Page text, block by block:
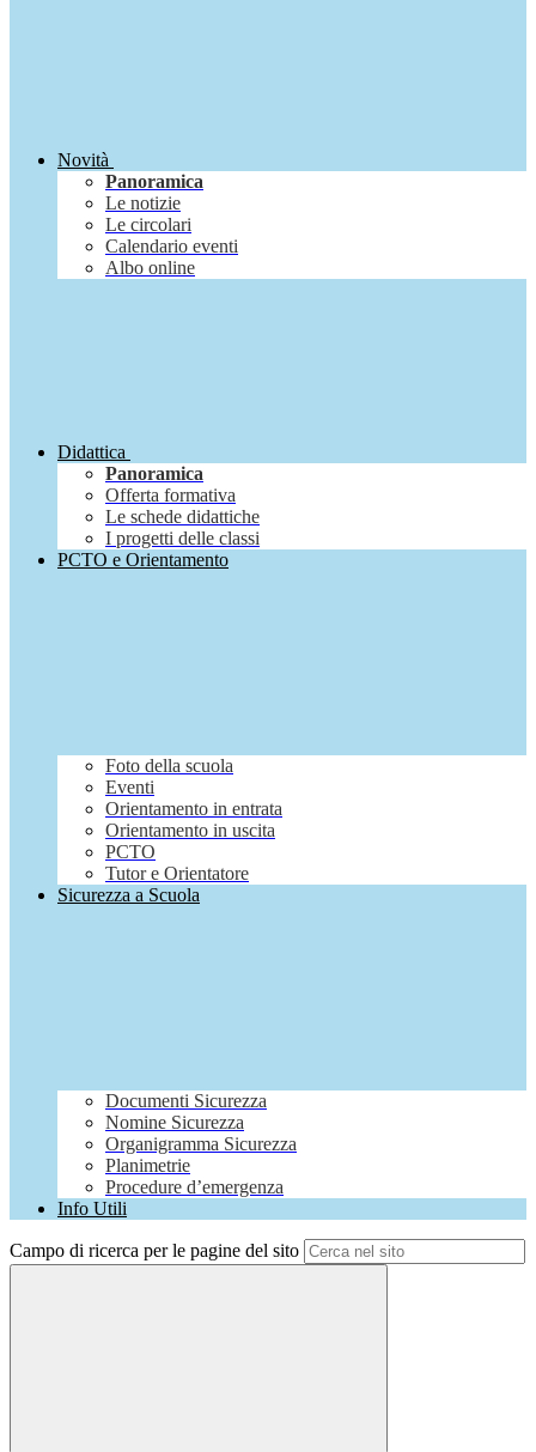
Novità
Panoramica
Le notizie
Le circolari
Calendario eventi
Albo online
Didattica
Panoramica
Offerta formativa
Le schede didattiche
I progetti delle classi
PCTO e Orientamento
Foto della scuola
Eventi
Orientamento in entrata
Orientamento in uscita
PCTO
Tutor e Orientatore
Sicurezza a Scuola
Documenti Sicurezza
Nomine Sicurezza
Organigramma Sicurezza
Planimetrie
Procedure d’emergenza
Info Utili
Campo di ricerca per le pagine del sito